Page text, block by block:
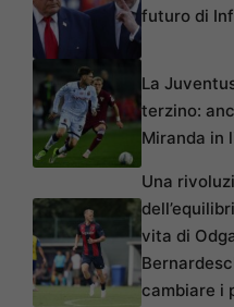
futuro di
La
terzino:
Miranda in
Una
vita di
cambiare i